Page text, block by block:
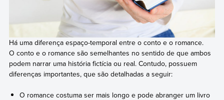
Há uma diferença espaço-temporal entre o conto e o romance.
O conto e o romance são semelhantes no sentido de que ambos
podem narrar uma história fictícia ou real. Contudo, possuem
diferenças importantes, que são detalhadas a seguir:
O romance costuma ser mais longo e pode abranger um livro